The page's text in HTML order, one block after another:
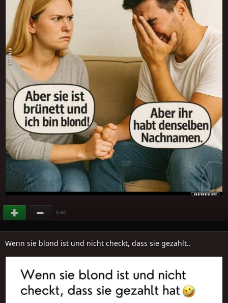
(+16)
Wenn sie blond ist und nicht checkt, dass sie gezahlt..